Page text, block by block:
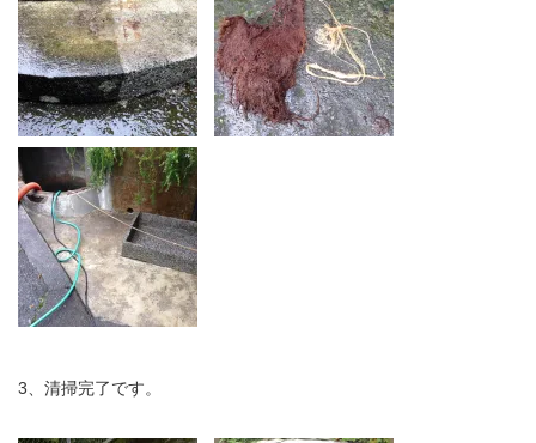
3、清掃完了です。